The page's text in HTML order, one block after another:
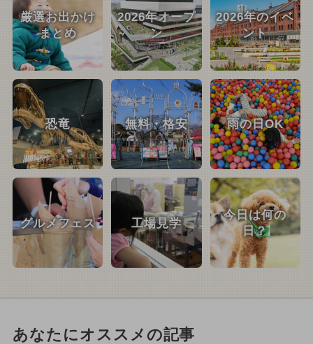
厳選お出かけ
まとめ
2026年オープ
ン
2026年のイベ
ント
恐竜 無料・格安 雨の日OK
グルメフェス 工場見学
今日は何の
日？
あなたにオススメの記事